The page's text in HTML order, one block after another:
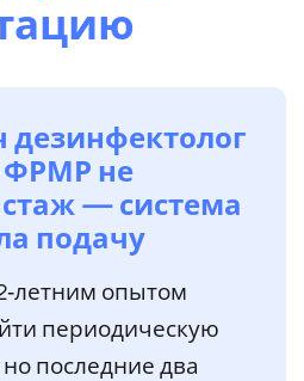
дезинфектолог
ФРМР не
— система
подачу
опытом
периодическую
последние два